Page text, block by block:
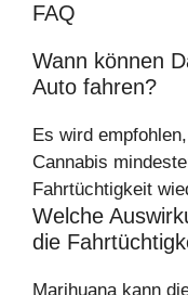
FAQ
Wann können
Auto fahren?
Es wird
Cannabis
Fahrtüchtigkeit
Welche
die
Marihuana kann